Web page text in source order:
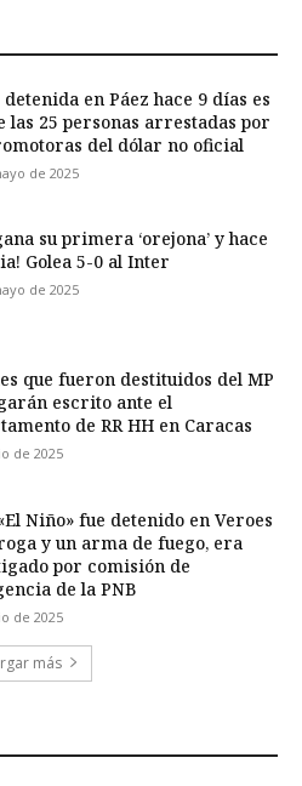
en Páez hace 9 días es
las 25 personas arrestadas por
del dólar no oficial
de 2025
su primera ‘orejona’ y hace
Golea 5-0 al Inter
de 2025
que fueron destituidos del MP
escrito ante el
de RR HH en Caracas
de 2025
Niño» fue detenido en Veroes
y un arma de fuego, era
por comisión de
de la PNB
de 2025
más